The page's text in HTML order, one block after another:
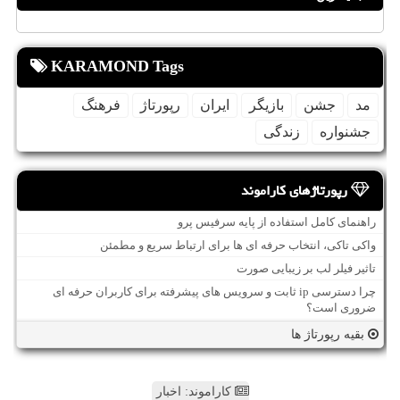
KARAMOND Tags
مد جشن بازیگر ایران رپورتاژ
فرهنگ
جشنواره
زندگی
رپورتاژهای کاراموند
راهنمای کامل استفاده از پایه سرفیس پرو
واکی تاکی، انتخاب حرفه ای ها برای ارتباط سریع و مطمئن
تاثیر فیلر لب بر زیبایی صورت
چرا دسترسی ip ثابت و سرویس های پیشرفته برای کاربران حرفه ای
ضروری است؟
بقیه رپورتاژ ها
کاراموند: اخبار